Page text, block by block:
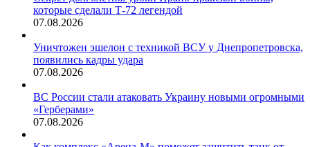
которые сделали Т-72 легендой
07.08.2026
Уничтожен эшелон с техникой ВСУ у Днепропетровска,
появились кадры удара
07.08.2026
ВС России стали атаковать Украину новыми огромными
«Герберами»
07.08.2026